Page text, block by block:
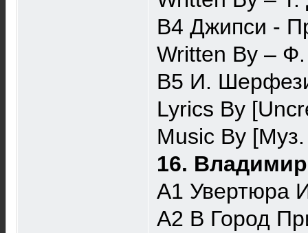
B4 Джипси -
Written By –
B5 И.
Lyrics By
Music By
16.
A1 Увертюра
A2 В Город